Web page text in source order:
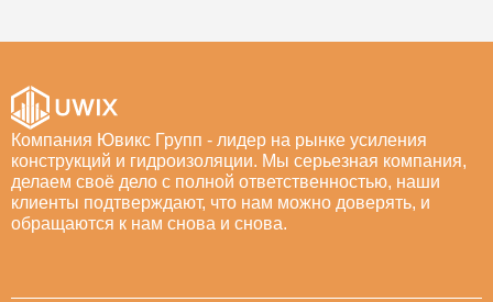
Компания Ювикс Групп - лидер на рынке усиления
конструкций и гидроизоляции. Мы серьезная компания,
делаем своё дело с полной ответственностью, наши
клиенты подтверждают, что нам можно доверять, и
обращаются к нам снова и снова.